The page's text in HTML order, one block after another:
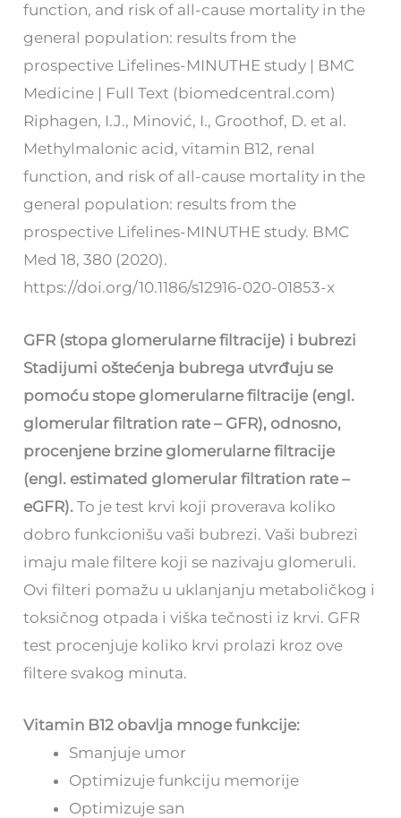
function, and risk of all-cause mortality in the
general population: results from the
prospective Lifelines-MINUTHE study | BMC
Medicine | Full Text (biomedcentral.com)
Riphagen, I.J., Minović, I., Groothof, D. et al.
Methylmalonic acid, vitamin B12, renal
function, and risk of all-cause mortality in the
general population: results from the
prospective Lifelines-MINUTHE study. BMC
Med 18, 380 (2020).
https://doi.org/10.1186/s12916-020-01853-x
GFR (stopa glomerularne filtracije) i bubrezi
Stadijumi oštećenja bubrega utvrđuju se
pomoću stope glomerularne filtracije (engl.
glomerular filtration rate – GFR), odnosno,
procenjene brzine glomerularne filtracije
(engl. estimated glomerular filtration rate –
eGFR). To je test krvi koji proverava koliko
dobro funkcionišu vaši bubrezi. Vaši bubrezi
imaju male filtere koji se nazivaju glomeruli.
Ovi filteri pomažu u uklanjanju metaboličkog i
toksičnog otpada i viška tečnosti iz krvi. GFR
test procenjuje koliko krvi prolazi kroz ove
filtere svakog minuta.
Vitamin B12 obavlja mnoge funkcije:
Smanjuje umor
Optimizuje funkciju memorije
Optimizuje san